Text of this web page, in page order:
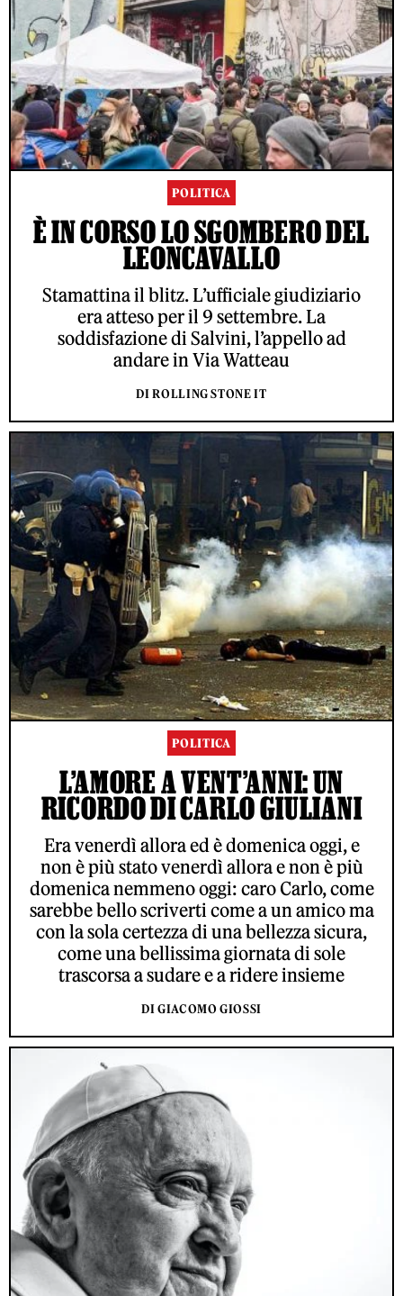
POLITICA
È IN CORSO LO SGOMBERO DEL
LEONCAVALLO
Stamattina il blitz. L’ufficiale giudiziario
era atteso per il 9 settembre. La
soddisfazione di Salvini, l’appello ad
andare in Via Watteau
DI ROLLING STONE IT
POLITICA
L’AMORE A VENT’ANNI: UN
RICORDO DI CARLO GIULIANI
Era venerdì allora ed è domenica oggi, e
non è più stato venerdì allora e non è più
domenica nemmeno oggi: caro Carlo, come
sarebbe bello scriverti come a un amico ma
con la sola certezza di una bellezza sicura,
come una bellissima giornata di sole
trascorsa a sudare e a ridere insieme
DI GIACOMO GIOSSI